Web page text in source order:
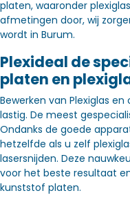
platen, waaronder
afmetingen door, wij
wordt in Burum.
Plexideal de
platen en
Bewerken van Plexiglas
lastig. De meest
Ondanks de goede
hetzelfde als u zelf
lasersnijden. Deze
voor het beste resultaat
kunststof platen.